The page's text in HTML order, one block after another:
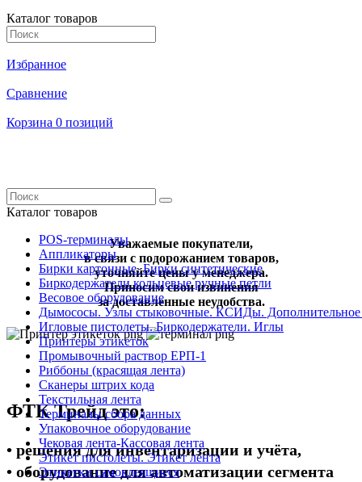
Каталог товаров
Избранное
Сравнение
Корзина 0 позиций
Каталог товаров
POS-терминалы
Аппликаторы
Бирки картонные. Бирки синтетические
Биркодержатели кольцевые ручные петли
Весовое оборудование
Дымососы. Узлы стыковочные. КСИДы. Дополнительное
Игловые пистолеты. Биркодержатели. Иглы
Принтеры этикеток
Промывочный раствор ЕРП-1
Риббоны (красящая лента)
Сканеры штрих кода
Текстильная лента
Терминалы сбора данных
Упаковочное оборудование
Чековая лента-Кассовая лента
Этикет пистолеты. Этикет лента
Этикетки самоклеящиеся
Уважаемые покупатели,
в связи с подорожанием товаров,
уточняйте цены у менеджера.
Приносим свои извинения
за доставленные неудобства.
ФТК Трейд это:
• решения для инвентаризации и учёта,
• оборудование для автоматизации сегмента